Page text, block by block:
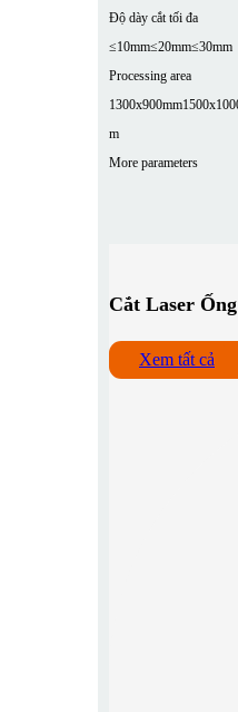
Độ dày cắt tối đa
≤10mm≤20mm≤30mm
Processing area
1300x900mm
m
More parameters
Cắt Laser Ống
Xem tất cả